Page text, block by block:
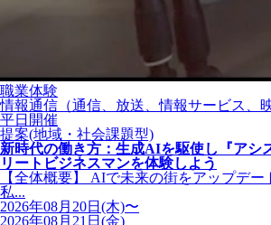
職業体験
情報通信（通信、放送、情報サービス、
平日開催
提案(地域・社会課題型)
新時代の働き方：生成AIを駆使し『アシ
リートビジネスマンを体験しよう
【全体概要】 AIで未来の街をアップデー
私...
2026年08月20日(木)〜
2026年08月21日(金)